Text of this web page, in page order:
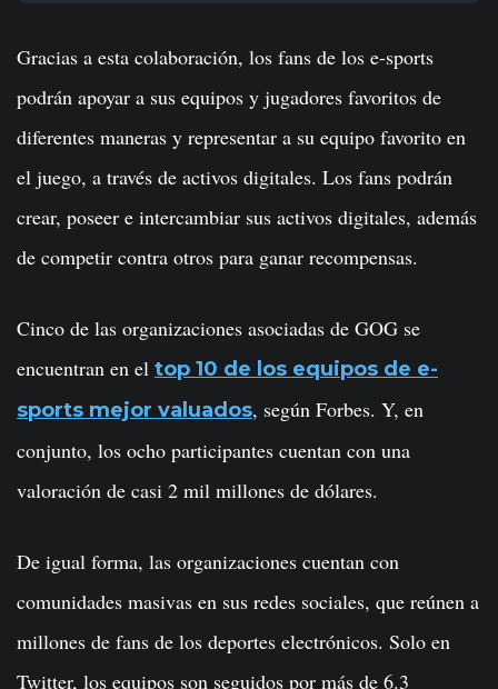
Gracias a esta colaboración, los fans de los e-sports
podrán apoyar a sus equipos y jugadores favoritos de
diferentes maneras y representar a su equipo favorito en
el juego, a través de activos digitales. Los fans podrán
crear, poseer e intercambiar sus activos digitales, además
de competir contra otros para ganar recompensas.
Cinco de las organizaciones asociadas de GOG se
encuentran en el top 10 de los equipos de e-
sports mejor valuados, según Forbes. Y, en
conjunto, los ocho participantes cuentan con una
valoración de casi 2 mil millones de dólares.
De igual forma, las organizaciones cuentan con
comunidades masivas en sus redes sociales, que reúnen a
millones de fans de los deportes electrónicos. Solo en
Twitter, los equipos son seguidos por más de 6.3